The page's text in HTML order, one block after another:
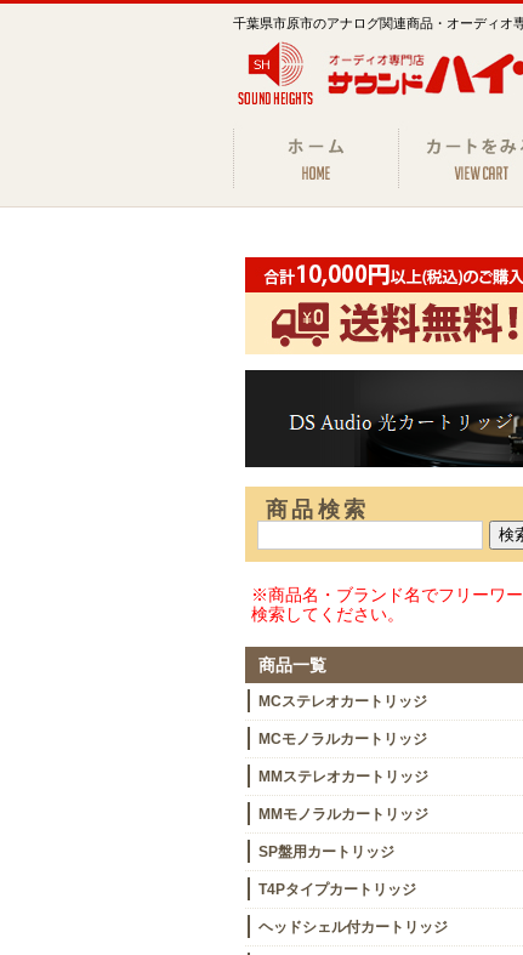
千葉県市原市のアナログ関連商品・オーディオ
商品検索
※商品名・ブランド名でフリーワ
検索してください。
商品一覧
MCステレオカートリッジ
MCモノラルカートリッジ
MMステレオカートリッジ
MMモノラルカートリッジ
SP盤用カートリッジ
T4Pタイプカートリッジ
ヘッドシェル付カートリッジ